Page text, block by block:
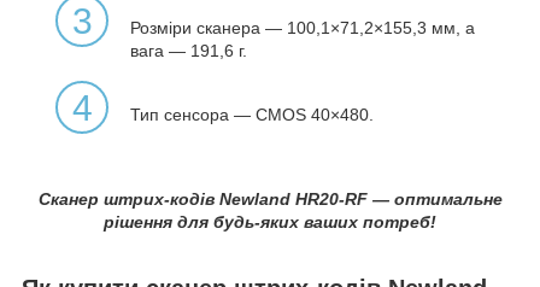
3
Розміри сканера — 100,1×71,2×155,3 мм, а
вага — 191,6 г.
4 Тип сенсора — CMOS 40×480.
Сканер штрих-кодів Newland HR20-RF — оптимальне
рішення для будь-яких ваших потреб!